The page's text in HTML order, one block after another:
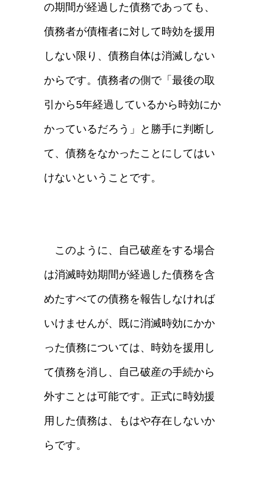
の期間が経過した債務であっても、
債務者が債権者に対して時効を援用
しない限り、債務自体は消滅しない
からです。債務者の側で「最後の取
引から5年経過しているから時効にか
かっているだろう」と勝手に判断し
て、債務をなかったことにしてはい
けないということです。
このように、自己破産をする場合
は消滅時効期間が経過した債務を含
めたすべての債務を報告しなければ
いけませんが、既に消滅時効にかか
った債務については、時効を援用し
て債務を消し、自己破産の手続から
外すことは可能です。正式に時効援
用した債務は、もはや存在しないか
らです。